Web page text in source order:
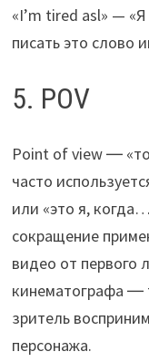
«I’m tired asl» —
писать это слово
5. POV
Point of view ―
часто
или «это я,
сокращение
видео от первого
кинематографа ―
зритель
персонажа.